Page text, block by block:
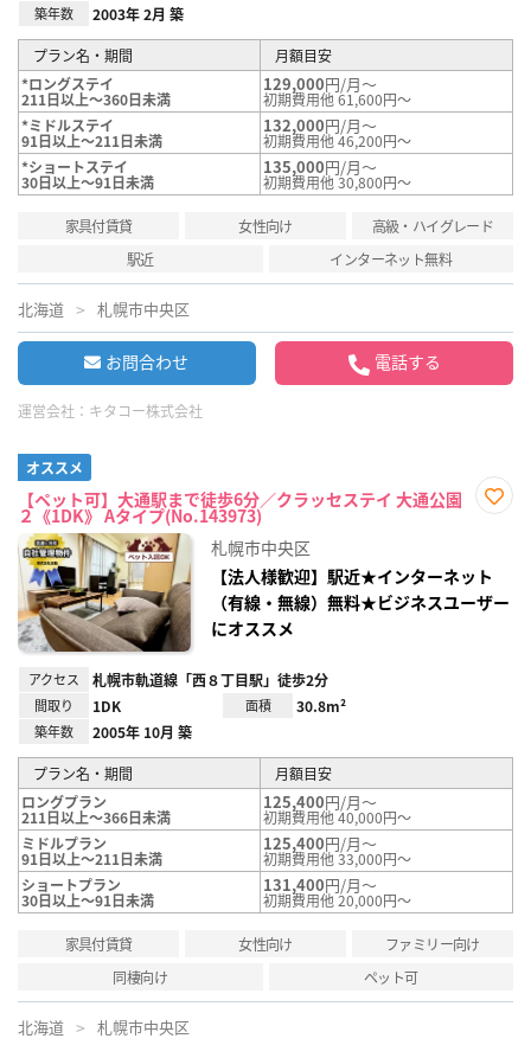
築年数 2003年 2月 築
プラン名・期間
月額目安
*ロングステイ
211日以上～360日未満
129,000円/月～
初期費用他 61,600円～
*ミドルステイ
91日以上～211日未満
132,000円/月～
初期費用他 46,200円～
*ショートステイ
30日以上～91日未満
135,000円/月～
初期費用他 30,800円～
家具付賃貸 女性向け
高級・ハイグレード
駅近
インターネット無料
北海道 札幌市中央区
お問合わせ 電話する
運営会社： キタコー株式会社
オススメ
【ペット可】大通駅まで徒歩6分／クラッセステイ 大通公園
２《1DK》 Aタイプ(No.143973)
録
札幌市中央区
【法人様歓迎】駅近★インターネット
（有線・無線）無料★ビジネスユーザー
にオススメ
アクセス 札幌市軌道線「西８丁目駅」徒歩2分
間取り 1DK 面積 30.8m²
築年数 2005年 10月 築
プラン名・期間
月額目安
ロングプラン
211日以上～366日未満
125,400円/月～
初期費用他 40,000円～
ミドルプラン
91日以上～211日未満
125,400円/月～
初期費用他 33,000円～
ショートプラン
30日以上～91日未満
131,400円/月～
初期費用他 20,000円～
家具付賃貸 女性向け
ファミリー向け
同棲向け
ペット可
北海道 札幌市中央区